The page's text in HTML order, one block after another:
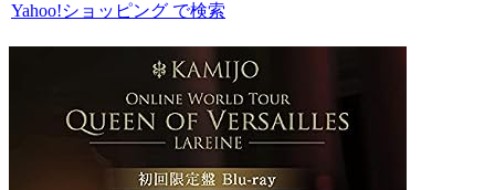
Yahoo!ショッピング で検索